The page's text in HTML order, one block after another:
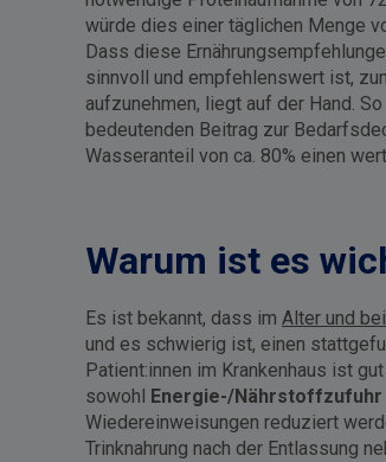
würde dies einer täglichen Menge
Dass diese
sinnvoll und empfehlenswert ist,
aufzunehmen, liegt auf der Hand.
bedeutenden Beitrag zur
Wasseranteil von ca. 80% einen
Warum ist es
Es ist bekannt, dass im Alter und
und es schwierig ist, einen
Patient:innen im Krankenhaus ist
sowohl Energie-/
Wiedereinweisungen reduziert
Trinknahrung nach der Entlassung